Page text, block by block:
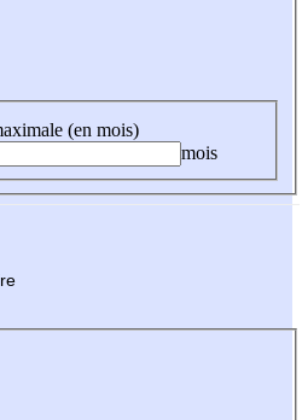
(en mois)
mois